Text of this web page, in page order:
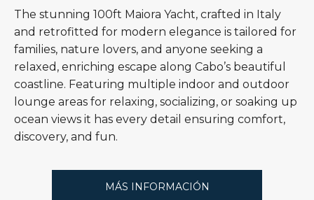
The stunning 100ft Maiora Yacht, crafted in Italy
and retrofitted for modern elegance is tailored for
families, nature lovers, and anyone seeking a
relaxed, enriching escape along Cabo’s beautiful
coastline. Featuring multiple indoor and outdoor
lounge areas for relaxing, socializing, or soaking up
ocean views it has every detail ensuring comfort,
discovery, and fun.
MÁS INFORMACIÓN